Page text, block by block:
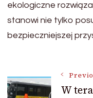
ekologiczne
stanowi nie tylko
bezpieczniejszej
Post
W